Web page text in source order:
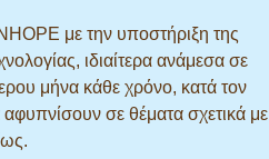
με την υποστήριξη της
ιδιαίτερα ανάμεσα σε
μήνα κάθε χρόνο, κατά τον
σε θέματα σχετικά με